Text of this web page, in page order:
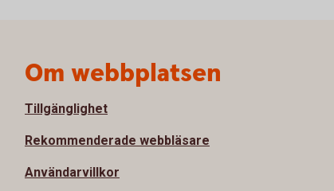
Om webbplatsen
Tillgänglighet
Rekommenderade webbläsare
Användarvillkor